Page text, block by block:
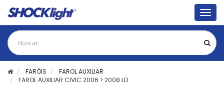
FARÓIS
FAROL AUXILIAR
FAROL AUXILIAR CIVIC 2006 > 2008 LD